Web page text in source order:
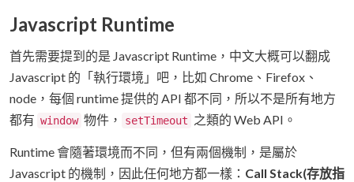
Javascript Runtime
首先需要提到的是 Javascript Runtime，中文大概可以翻成
Javascript 的「執行環境」吧，比如 Chrome、Firefox、
node，每個 runtime 提供的 API 都不同，所以不是所有地方
都有 window 物件， setTimeout 之類的 Web API。
Runtime 會隨著環境而不同，但有兩個機制，是屬於
Javascript 的機制，因此任何地方都一樣： Call Stack(存放指